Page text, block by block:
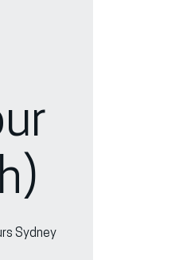
Sydney